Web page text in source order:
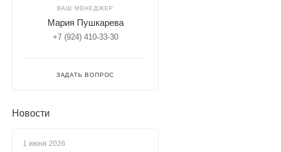
ВАШ МЕНЕДЖЕР
Мария Пушкарева
+7 (924) 410-33-30
ЗАДАТЬ ВОПРОС
Новости
1 июня 2026